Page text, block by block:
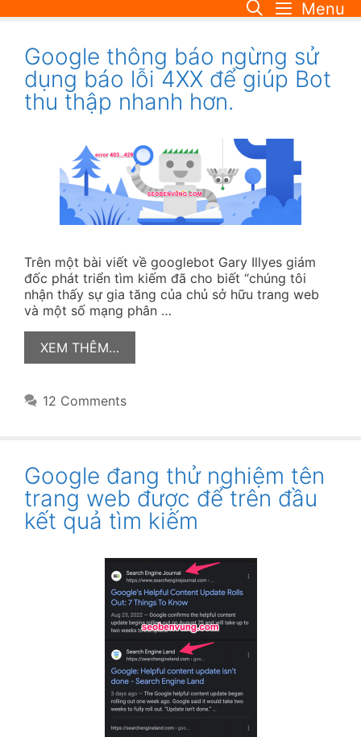
Menu
Google thông báo ngừng sử
dụng báo lỗi 4XX để giúp Bot
thu thập nhanh hơn.
Trên một bài viết về googlebot Gary Illyes giám
đốc phát triển tìm kiếm đã cho biết “chúng tôi
nhận thấy sự gia tăng của chủ sở hữu trang web
và một số mạng phân …
XEM THÊM…
12 Comments
Google đang thử nghiệm tên
trang web được để trên đầu
kết quả tìm kiếm